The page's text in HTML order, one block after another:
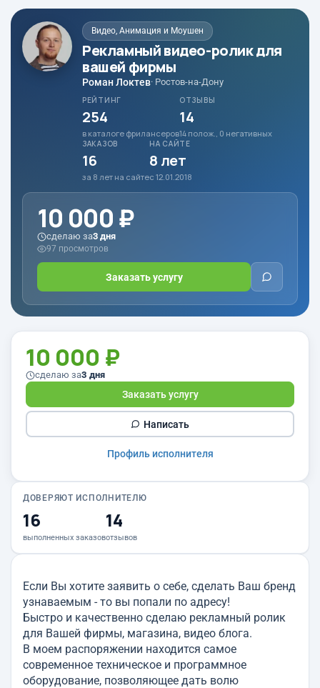
Видео, Анимация и Моушен
Рекламный видео-ролик для
вашей фирмы
Роман Локтев· Ростов-на-Дону
РЕЙТИНГ
254
в каталоге фрилансеров
ОТЗЫВЫ
14
14 полож., 0 негативных
ЗАКАЗОВ
16
за 8 лет на сайте
НА САЙТЕ
8 лет
с 12.01.2018
10 000 ₽
сделаю за3 дня
97 просмотров
Заказать услугу
Если Вы хотите заявить о себе, сделать Ваш бренд
узнаваемым - то вы попали по адресу!
Быстро и качественно сделаю рекламный ролик
для Вашей фирмы, магазина, видео блога.
В моем распоряжении находится самое
современное техническое и программное
оборудование, позволяющее дать волю
10 000 ₽
сделаю за3 дня
Заказать услугу
Написать
Профиль исполнителя
ДОВЕРЯЮТ ИСПОЛНИТЕЛЮ
16
выполненных заказов
14
отзывов